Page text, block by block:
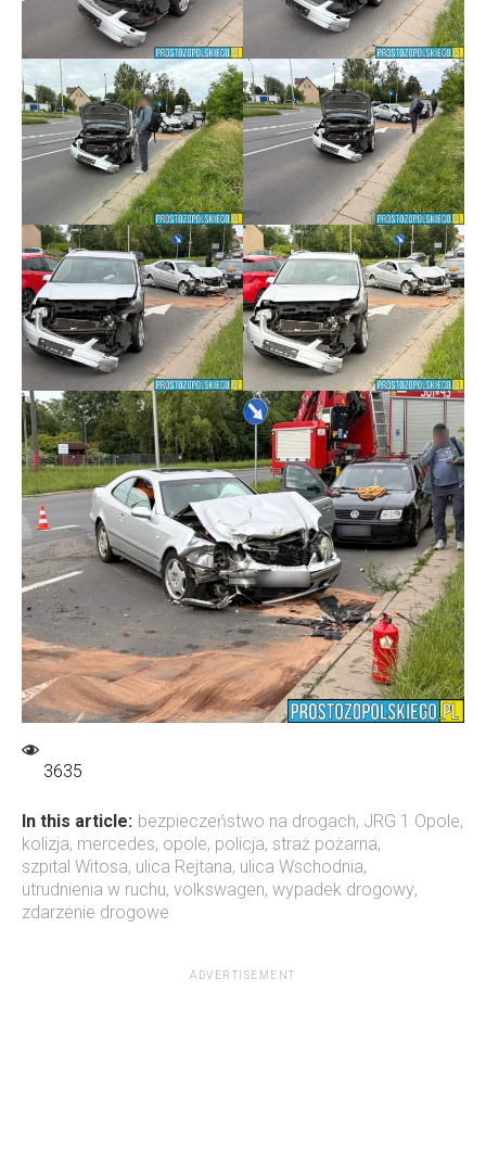
3635
In this article: bezpieczeństwo na drogach, JRG 1 Opole,
kolizja, mercedes, opole, policja, straż pożarna,
szpital Witosa, ulica Rejtana, ulica Wschodnia,
utrudnienia w ruchu, volkswagen, wypadek drogowy,
zdarzenie drogowe
ADVERTISEMENT